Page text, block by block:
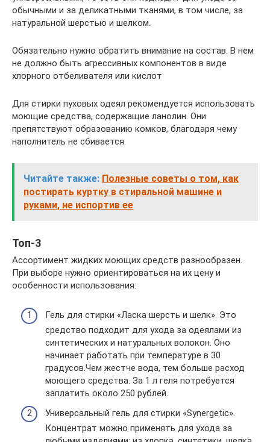
обычными и за деликатными тканями, в том числе, за
натуральной шерстью и шелком.
Обязательно нужно обратить внимание на состав. В нем
не должно быть агрессивных компонентов в виде
хлорного отбеливателя или кислот
Для стирки пуховых одеял рекомендуется использовать
моющие средства, содержащие ланолин. Они
препятствуют образованию комков, благодаря чему
наполнитель не сбивается.
Читайте также: Полезные советы о том, как
постирать куртку в стиральной машине и
руками, не испортив ее
Топ-3
Ассортимент жидких моющих средств разнообразен.
При выборе нужно ориентироваться на их цену и
особенности использования:
Гель для стирки «Ласка шерсть и шелк». Это
средство подходит для ухода за одеялами из
синтетических и натуральных волокон. Оно
начинает работать при температуре в 30
градусов.Чем жестче вода, тем больше расход
моющего средства. За 1 л геля потребуется
заплатить около 250 рублей.
Универсальный гель для стирки «Synergetic».
Концентрат можно применять для ухода за